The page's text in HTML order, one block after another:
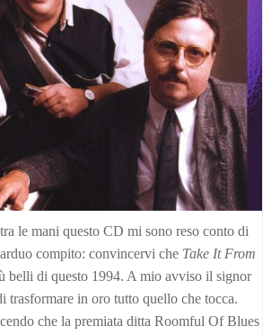
le mani questo CD mi sono reso conto di
compito: convincervi che Take It From
belli di questo 1994. A mio avviso il signor
trasformare in oro tutto quello che tocca.
che la premiata ditta Roomful Of Blues